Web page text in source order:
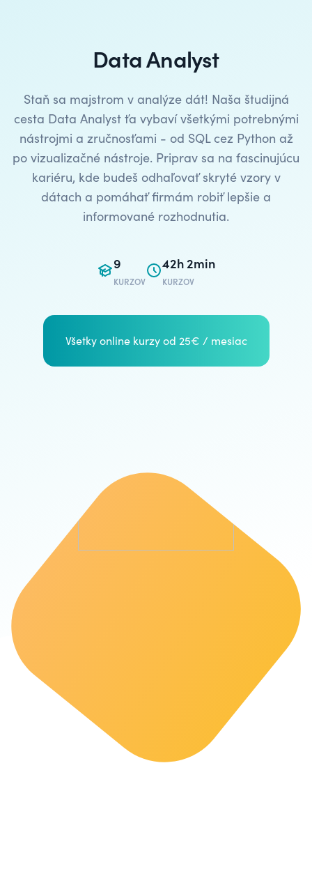
Data Analyst
Staň sa majstrom v analýze dát! Naša študijná
cesta Data Analyst ťa vybaví všetkými potrebnými
nástrojmi a zručnosťami - od SQL cez Python až
po vizualizačné nástroje. Priprav sa na fascinujúcu
kariéru, kde budeš odhaľovať skryté vzory v
dátach a pomáhať firmám robiť lepšie a
informované rozhodnutia.
9
KURZOV
42h 2min
KURZOV
Všetky online kurzy od 25€ / mesiac